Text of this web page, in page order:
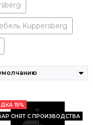
Kuppersberg
15%
СНЯТ С ПРОИЗВОДСТВА